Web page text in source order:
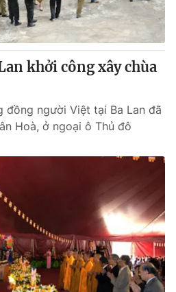
thức nếu không có sự chấp
VTV.vn khi phát hành lại
khởi công xây chùa
đồng người Việt tại Ba Lan đã
Hoà, ở ngoại ô Thủ đô